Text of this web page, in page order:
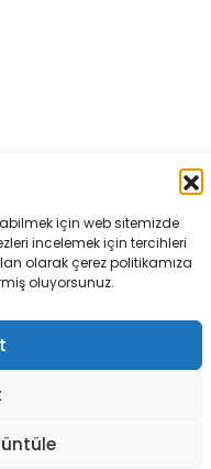
için web sitemizde
incelemek için tercihleri
olarak çerez politikamıza
oluyorsunuz.